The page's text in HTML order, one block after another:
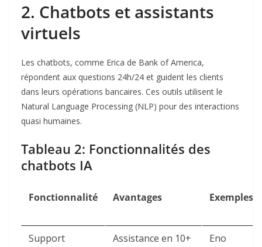
2. Chatbots et assistants
virtuels
Les chatbots, comme Erica de Bank of America,
répondent aux questions 24h/24 et guident les clients
dans leurs opérations bancaires. Ces outils utilisent le
Natural Language Processing (NLP) pour des interactions
quasi humaines.
Tableau 2: Fonctionnalités des
chatbots IA
Fonctionnalité Avantages Exemples
Support
Assistance en 10+
Eno